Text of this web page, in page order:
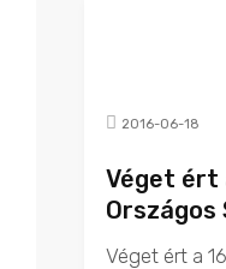
2016-06-18
Véget ért
Országos
Véget ért a